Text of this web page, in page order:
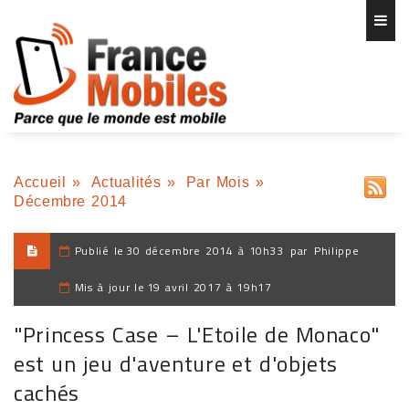
Accueil » Actualités » Par Mois »
Décembre 2014
Publié le 30 décembre 2014 à 10h33 par Philippe
Mis à jour le 19 avril 2017 à 19h17
"Princess Case – L'Etoile de Monaco"
est un jeu d'aventure et d'objets
cachés